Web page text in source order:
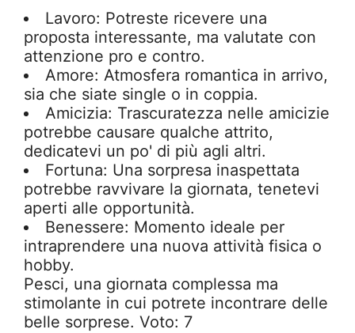
Lavoro: Potreste ricevere una
proposta interessante, ma valutate con
attenzione pro e contro.
Amore: Atmosfera romantica in arrivo,
sia che siate single o in coppia.
Amicizia: Trascuratezza nelle amicizie
potrebbe causare qualche attrito,
dedicatevi un po' di più agli altri.
Fortuna: Una sorpresa inaspettata
potrebbe ravvivare la giornata, tenetevi
aperti alle opportunità.
Benessere: Momento ideale per
intraprendere una nuova attività fisica o
hobby.
Pesci, una giornata complessa ma
stimolante in cui potrete incontrare delle
belle sorprese. Voto: 7